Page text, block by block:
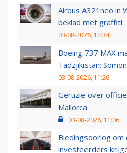
Airbus A321neo in
beklad met graffiti
03-08-2026, 12:34
Boeing 737 MAX
Tadzjikistan:
03-08-2026, 11:26
Geruzie over
Mallorca
03-08-2026, 11:06
Biedingsoorlog om
investeerders